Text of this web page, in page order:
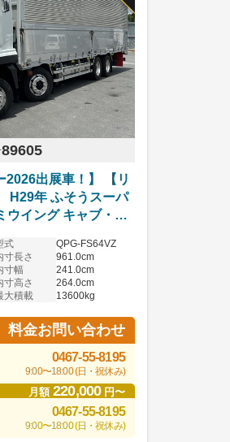
89605
2026出展車！】 【リ
H29年 ふそうスーパ
ウイング キャブ・ボ
ドビューモニター搭
7速マニュアル アル
式
QPG-FS64VZ
寸長さ
961.0cm
寸幅
241.0cm
寸高さ
264.0cm
大積載
13600kg
料金お問い合わせ
0467-55-8195
9:00〜18:00 (日・祝休み)
月額220,000円〜
0467-55-8195
9:00〜18:00 (日・祝休み)